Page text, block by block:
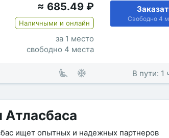
≈ 685.49 ₽
Наличными и онлайн
за 1 место
свободно 4 места
Свободно 4
В пути: 1
Атласбаса
ищет опытных и надежных партнеров